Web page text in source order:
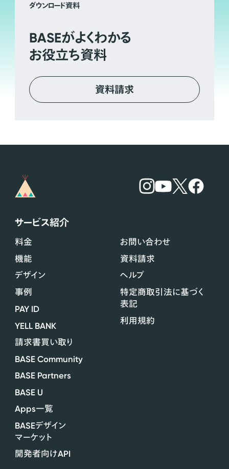
ダウンロード資料
BASEがよくわかる
お役立ち資料
資料請求
サービス紹介
料金
機能
デザイン
事例
PAY ID
YELL BANK
請求書買い取り
BASE Community
BASE Partners
BASE U
Apps一覧
BASEデザイン
マーケット
開発者向けAPI
お問い合わせ
資料請求
ヘルプ
特定商取引法に基づく
表記
利用規約